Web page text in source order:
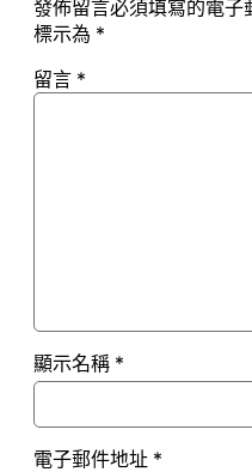
發佈留言必須填寫的電子
標示為 *
留言 *
顯示名稱 *
電子郵件地址 *